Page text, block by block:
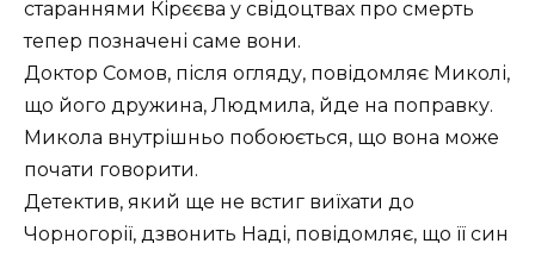
стараннями Кірєєва у свідоцтвах про смерть
тепер позначені саме вони.
Доктор Сомов, після огляду, повідомляє Миколі,
що його дружина, Людмила, йде на поправку.
Микола внутрішньо побоюється, що вона може
почати говорити.
Детектив, який ще не встиг виїхати до
Чорногорії, дзвонить Наді, повідомляє, що її син